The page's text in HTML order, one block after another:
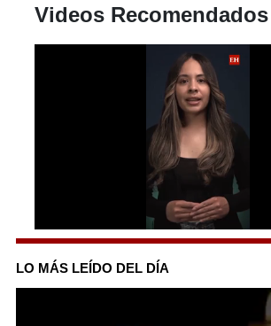
Videos Recomendados
0
of
55
seconds
LO MÁS LEÍDO DEL DÍA